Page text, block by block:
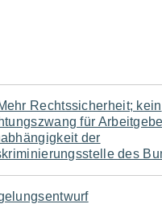
Rechtssicherheit; kein
für
der
des